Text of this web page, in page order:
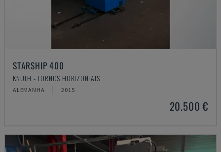
STARSHIP 400
KNUTH - TORNOS HORIZONTAIS
ALEMANHA 2015
20.500 €